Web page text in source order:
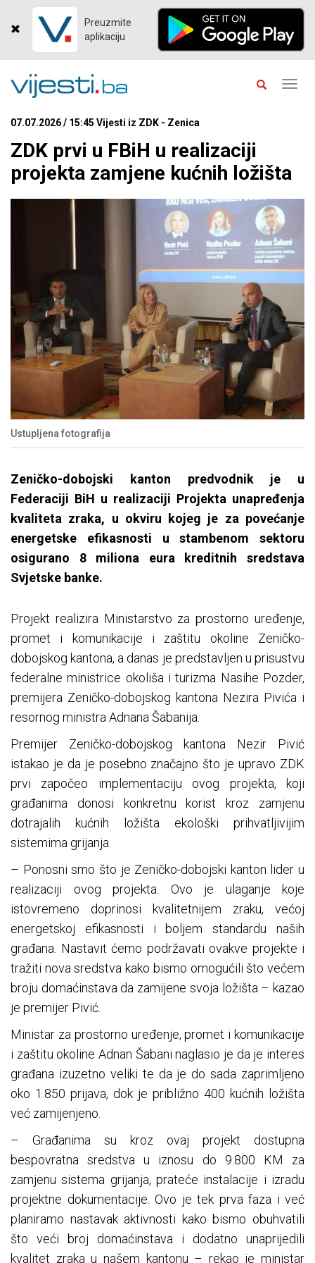
Preuzmite
aplikaciju
07.07.2026 / 15:45 Vijesti iz ZDK - Zenica
ZDK prvi u FBiH u realizaciji
projekta zamjene kućnih ložišta
Ustupljena fotografija
Zeničko-dobojski kanton predvodnik je u
Federaciji BiH u realizaciji Projekta unapređenja
kvaliteta zraka, u okviru kojeg je za povećanje
energetske efikasnosti u stambenom sektoru
osigurano 8 miliona eura kreditnih sredstava
Svjetske banke.
Projekt realizira Ministarstvo za prostorno uređenje,
promet i komunikacije i zaštitu okoline Zeničko-
dobojskog kantona, a danas je predstavljen u prisustvu
federalne ministrice okoliša i turizma Nasihe Pozder,
premijera Zeničko-dobojskog kantona Nezira Pivića i
resornog ministra Adnana Šabanija.
Premijer Zeničko-dobojskog kantona Nezir Pivić
istakao je da je posebno značajno što je upravo ZDK
prvi započeo implementaciju ovog projekta, koji
građanima donosi konkretnu korist kroz zamjenu
dotrajalih kućnih ložišta ekološki prihvatljivijim
sistemima grijanja.
– Ponosni smo što je Zeničko-dobojski kanton lider u
realizaciji ovog projekta. Ovo je ulaganje koje
istovremeno doprinosi kvalitetnijem zraku, većoj
energetskoj efikasnosti i boljem standardu naših
građana. Nastavit ćemo podržavati ovakve projekte i
tražiti nova sredstva kako bismo omogućili što većem
broju domaćinstava da zamijene svoja ložišta – kazao
je premijer Pivić.
Ministar za prostorno uređenje, promet i komunikacije
i zaštitu okoline Adnan Šabani naglasio je da je interes
građana izuzetno veliki te da je do sada zaprimljeno
oko 1.850 prijava, dok je približno 400 kućnih ložišta
već zamijenjeno.
– Građanima su kroz ovaj projekt dostupna
bespovratna sredstva u iznosu do 9.800 KM za
zamjenu sistema grijanja, prateće instalacije i izradu
projektne dokumentacije. Ovo je tek prva faza i već
planiramo nastavak aktivnosti kako bismo obuhvatili
što veći broj domaćinstava i dodatno unaprijedili
kvalitet zraka u našem kantonu – rekao je ministar